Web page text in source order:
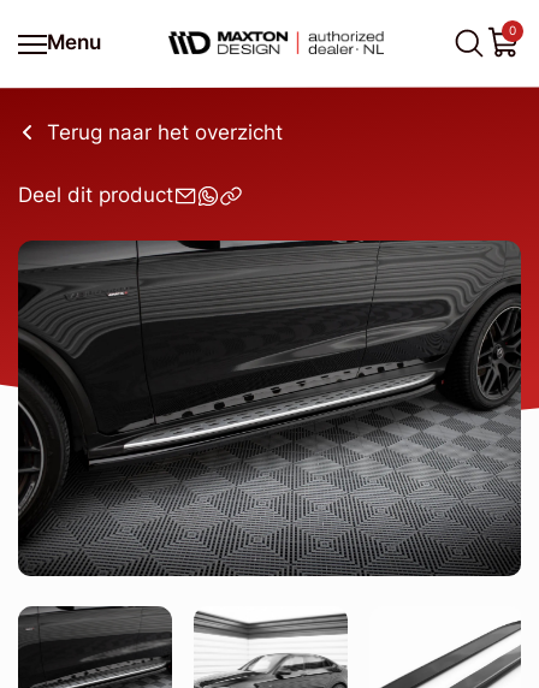
Menu
0
Terug naar het overzicht
Deel dit product